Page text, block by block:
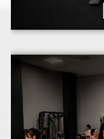
Nuestras